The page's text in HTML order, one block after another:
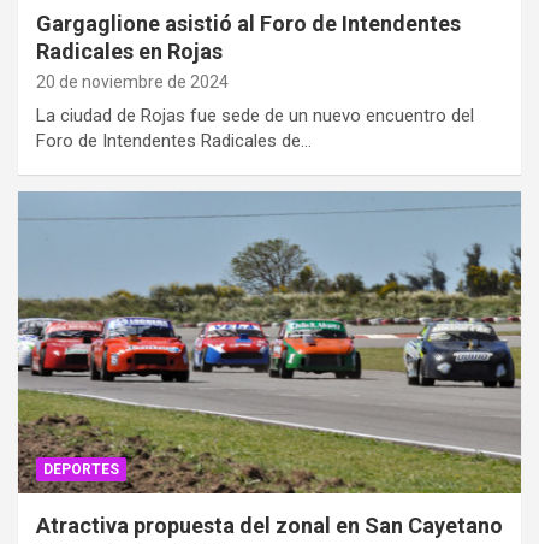
Gargaglione asistió al Foro de Intendentes
Radicales en Rojas
20 de noviembre de 2024
La ciudad de Rojas fue sede de un nuevo encuentro del
Foro de Intendentes Radicales de…
DEPORTES
Atractiva propuesta del zonal en San Cayetano